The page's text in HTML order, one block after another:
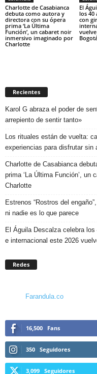
Charlotte de Casabianca
debuta como autora y
directora con su ópera
prima ‘La Última
Función’, un cabaret noir
inmersivo imaginado por
Charlotte
El
los 40
con
Recientes
Karol G abraza el poder de
arrepiento de sentir tanto»
Los rituales están de vuelta:
experiencias para disfrutar sin
Charlotte de Casabianca
prima ‘La Última Función’, un
Charlotte
Estrenos “Rostros del
ni nadie es lo que parece
El Águila Descalza celebra los
e internacional este 2026
Redes
Farandula.co
16,500 Fans
350 Seguidores
3,099 Seguidores